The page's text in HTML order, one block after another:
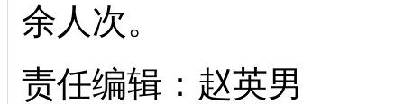
余人次。
责任编辑：赵英男